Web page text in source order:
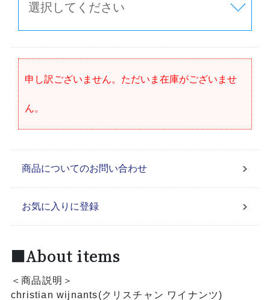
申し訳ございません。ただいま在庫がございませ
ん。
商品についてのお問い合わせ
お気に入りに登録
■About items
＜商品説明＞
christian wijnants(クリスチャン ワイナンツ)